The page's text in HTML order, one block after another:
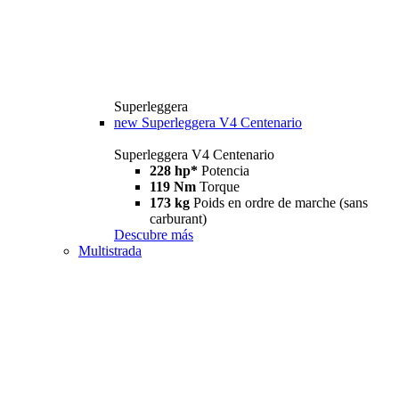
Superleggera
new Superleggera V4 Centenario
Superleggera V4 Centenario
228 hp* Potencia
119 Nm Torque
173 kg Poids en ordre de marche (sans
carburant)
Descubre más
Multistrada